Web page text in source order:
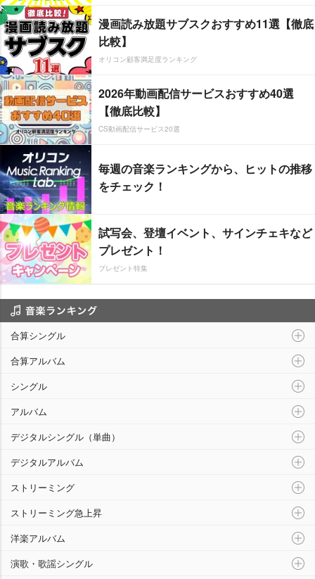
漫画読み放題サブスクおすすめ11選【徹底
比較】
オリコン顧客満足度ランキング
2026年動画配信サービスおすすめ40選
【徹底比較】
CS動画配信サービス20選
毎週の音楽ランキングから、ヒットの推移
をチェック！
試写会、登壇イベント、サインチェキなど
プレゼント！
プレゼント特集
合算シングル
合算アルバム
シングル
アルバム
デジタルシングル（単曲）
デジタルアルバム
ストリーミング
ストリーミング急上昇
洋楽アルバム
演歌・歌謡シングル